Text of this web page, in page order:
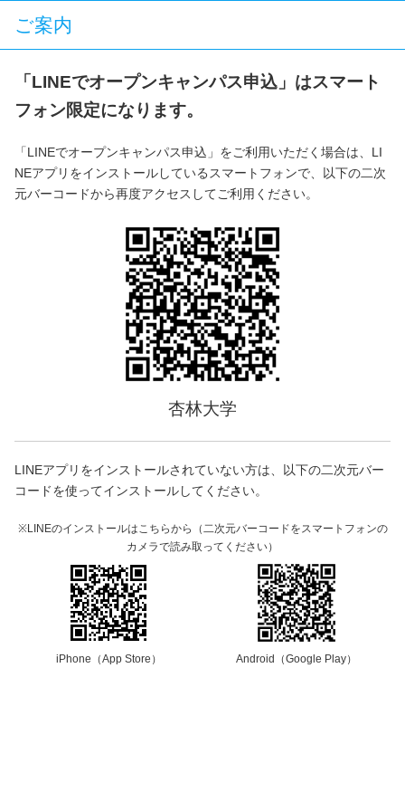
ご案内
「LINEでオープンキャンパス申込」はスマート
フォン限定になります。
「LINEでオープンキャンパス申込」をご利用いただく場合は、LI
NEアプリをインストールしているスマートフォンで、以下の二次
元バーコードから再度アクセスしてご利用ください。
杏林大学
LINEアプリをインストールされていない方は、以下の二次元バー
コードを使ってインストールしてください。
※LINEのインストールはこちらから（二次元バーコードをスマートフォンの
カメラで読み取ってください）
iPhone（App Store） Android（Google Play）